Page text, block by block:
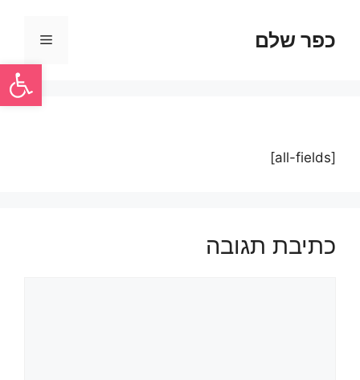
פתח
כפר שלם
[all-fields]
כתיבת תגובה